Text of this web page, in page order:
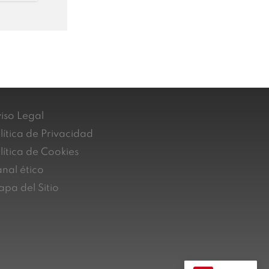
Legal
de Privacidad
de Cookies
ético
del Sitio